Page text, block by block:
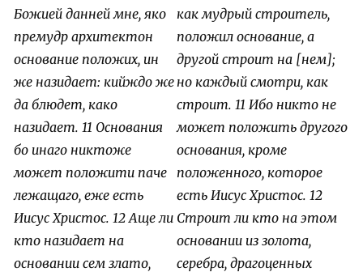
Божией данней мне, яко
премудр архитектон
основание положих, ин
же назидает: кийждо же
да блюдет, како
назидает. 11 Основания
бо инаго никтоже
может положити паче
лежащаго, еже есть
Иисус Христос. 12 Аще ли
кто назидает на
основании сем злато,
как мудрый строитель,
положил основание, а
другой строит на [нем];
но каждый смотри, как
строит. 11 Ибо никто не
может положить другого
основания, кроме
положенного, которое
есть Иисус Христос. 12
Строит ли кто на этом
основании из золота,
серебра, драгоценных